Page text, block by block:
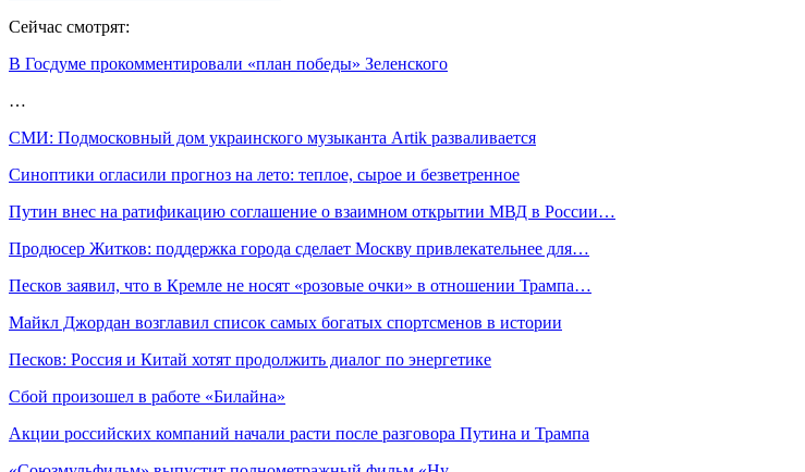
Сейчас смотрят:
В Госдуме прокомментировали «план победы» Зеленского
…
СМИ: Подмосковный дом украинского музыканта Artik разваливается
Синоптики огласили прогноз на лето: теплое, сырое и безветренное
Путин внес на ратификацию соглашение о взаимном открытии МВД в России…
Продюсер Житков: поддержка города сделает Москву привлекательнее для…
Песков заявил, что в Кремле не носят «розовые очки» в отношении Трампа…
Майкл Джордан возглавил список самых богатых спортсменов в истории
Песков: Россия и Китай хотят продолжить диалог по энергетике
Сбой произошел в работе «Билайна»
Акции российских компаний начали расти после разговора Путина и Трампа